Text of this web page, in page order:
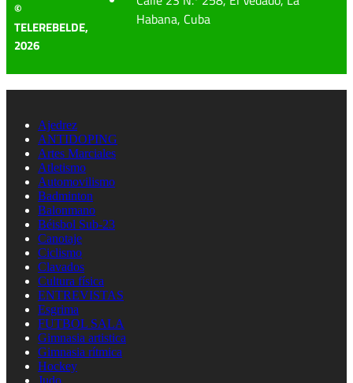
©
TELEREBELDE,
2026
Habana, Cuba
Ajedrez
ANTIDOPING
Artes Marciales
Atletismo
Automovilismo
Badminton
Balonmano
Béisbol Sub-23
Canotaje
Ciclismo
Clavados
Cultura física
ENTREVISTAS
Esgrima
FUTBOL SALA
Gimnasia artistica
Gimnasia rítmica
Hockey
Judo